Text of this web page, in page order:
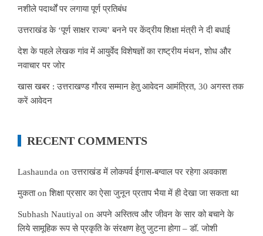
नशीले पदार्थों पर लगाया पूर्ण प्रतिबंध
उत्तराखंड के ‘पूर्ण साक्षर राज्य’ बनने पर केंद्रीय शिक्षा मंत्री ने दी बधाई
देश के पहले लेखक गांव में आयुर्वेद विशेषज्ञों का राष्ट्रीय मंथन, शोध और
नवाचार पर जोर
खास खबर : उत्तराखण्ड गौरव सम्मान हेतु आवेदन आमंत्रित, 30 अगस्त तक
करें आवेदन
RECENT COMMENTS
Lashaunda onउत्तराखंड में लोकपर्व ईगास-बग्वाल पर रहेगा अवकाश
मुकताonशिक्षा प्रसार का ऐसा जुनून प्रताप भैया में ही देखा जा सकता था
Subhash Nautiyal on अपने अस्तित्व और जीवन के सार को बचाने के
लिये सामूहिक रूप से प्रकृति के संरक्षण हेतु जुटना होगा – डॉ. जोशी